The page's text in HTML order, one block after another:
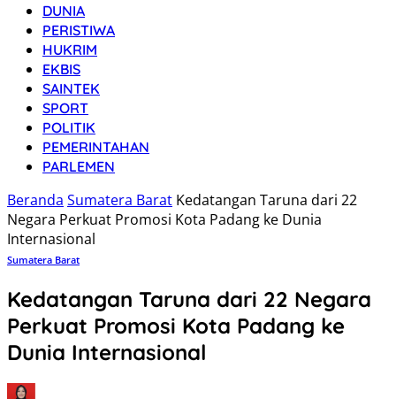
DUNIA
PERISTIWA
HUKRIM
EKBIS
SAINTEK
SPORT
POLITIK
PEMERINTAHAN
PARLEMEN
Beranda Sumatera Barat Kedatangan Taruna dari 22
Negara Perkuat Promosi Kota Padang ke Dunia
Internasional
Sumatera Barat
Kedatangan Taruna dari 22 Negara
Perkuat Promosi Kota Padang ke
Dunia Internasional